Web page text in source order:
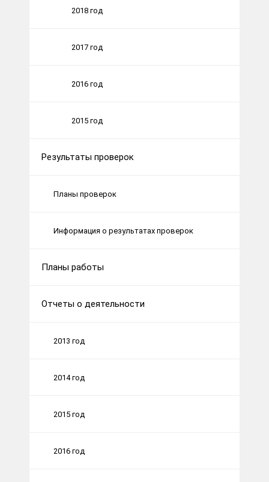
2018 год
2017 год
2016 год
2015 год
Результаты проверок
Планы проверок
Информация о результатах проверок
Планы работы
Отчеты о деятельности
2013 год
2014 год
2015 год
2016 год